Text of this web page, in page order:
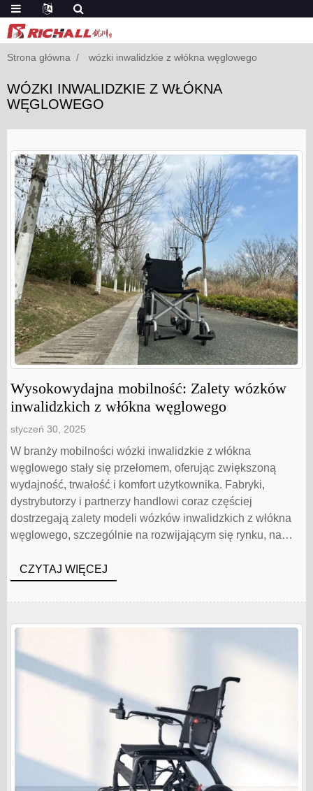
Strona główna wózki inwalidzkie z włókna węglowego
WÓZKI INWALIDZKIE Z WŁÓKNA
WĘGLOWEGO
Wysokowydajna mobilność: Zalety wózków
inwalidzkich z włókna węglowego
styczeń 30, 2025
W branży mobilności wózki inwalidzkie z włókna
węglowego stały się przełomem, oferując zwiększoną
wydajność, trwałość i komfort użytkownika. Fabryki,
dystrybutorzy i partnerzy handlowi coraz częściej
dostrzegają zalety modeli wózków inwalidzkich z włókna
węglowego, szczególnie na rozwijającym się rynku, na
rozwiązania mobilne. Niniejszy dokument badawczy
zagłębia się w liczne korzyści [...]
CZYTAJ WIĘCEJ